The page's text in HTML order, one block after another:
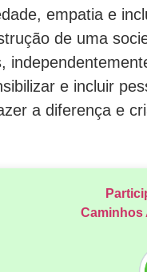
empatia e
de uma
e incluir
a diferença e
Caminhos